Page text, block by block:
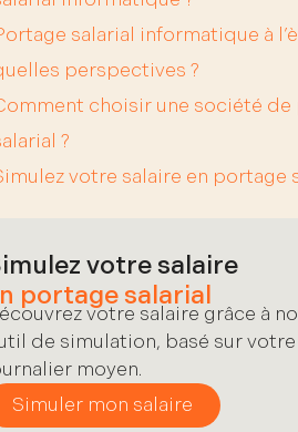
salarial informatique à
perspectives ?
choisir une société de
?
votre salaire en portage
votre salaire
portage salarial
votre salaire grâce à
de simulation, basé sur
moyen.
Simuler mon salaire